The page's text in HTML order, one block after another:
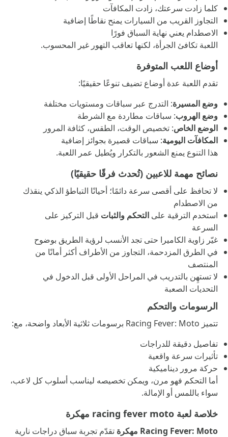
كلما زادت سرعتك، زادت المكافآت
التجاوز القريب من السيارات يمنح نقاطًا إضافية
الاصطدام يعني نهاية السباق فورًا
اللعبة تكافئ الجرأة، لكنها تعاقب التهور غير المحسوب.
أوضاع اللعب المتوفرة
تقدم اللعبة عدة أوضاع تضيف تنوعًا حقيقيًا:
وضع المسيرة: التدرج عبر سباقات ومستويات مختلفة
وضع الهروب: سباقات مطاردة مع الشرطة
الوضع الخاص: تخصيص الوقت، الطقس، كثافة المرور
المكافآت اليومية: سباقات قصيرة بجوائز إضافية
هذا التنوع يمنع الشعور بالتكرار ويُطيل عمر اللعبة.
نصائح مهمة للاعبين (تُحدث فرقًا حقيقيًا)
لا تحافظ على أقصى سرعة دائمًا؛ أحيانًا التباطؤ الذكي ينقذك
من الاصطدام
استخدم الترقية على التحكم والثبات قبل التركيز على
السرعة
غيّر زاوية الكاميرا حتى تجد الأنسب لرؤية الطريق بوضوح
في الطرق المزدحمة، التجاوز من الأطراف أكثر أمانًا من
المنتصف
لا تستهِن بالتدريب في المراحل الأولى قبل الدخول في
التحديات الصعبة
الرسومات والتحكم
تتميز Racing Fever: Moto برسومات ثلاثية الأبعاد واضحة، مع:
تفاصيل دقيقة للدراجات
تأثيرات سرعة واقعية
حركة مرور ديناميكية
أما التحكم فهو مرن، ويمكن تخصيصه ليناسب أسلوب كل لاعب،
سواء باللمس أو الإمالة.
خلاصة لعبة racing fever moto مهكرة
Racing Fever: Moto مهكرة
تقدّم تجربة سباق دراجات نارية